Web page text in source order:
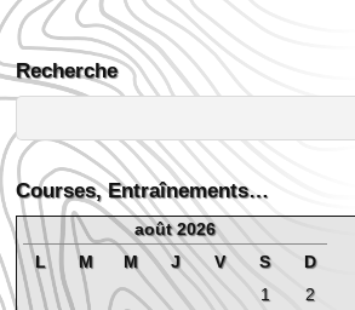
Recherche
Courses, Entraînements…
août 2026
L
M M J V S
D
1
2